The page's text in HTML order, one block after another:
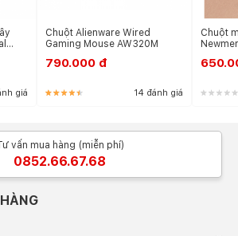
giá
Chuột Alienware Wired
Gaming Mouse AW320M
790.000 đ
14 đánh giá
Chuột
vấn mua hàng (miễn phí)
0852.66.67.68